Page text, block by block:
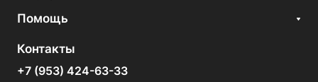
Помощь
Контакты
+7 (953) 424-63-33